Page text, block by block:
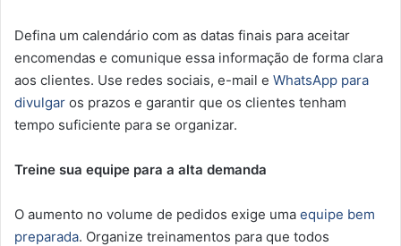
Defina um calendário com as datas finais para aceitar
encomendas e comunique essa informação de forma clara
aos clientes. Use redes sociais, e-mail e WhatsApp para
divulgar os prazos e garantir que os clientes tenham
tempo suficiente para se organizar.
Treine sua equipe para a alta demanda
O aumento no volume de pedidos exige uma equipe bem
preparada. Organize treinamentos para que todos